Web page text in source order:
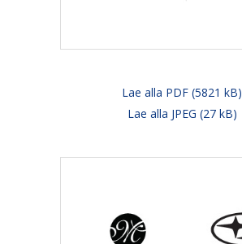
Lae alla PDF (5821 kB)
Lae alla JPEG (27 kB)